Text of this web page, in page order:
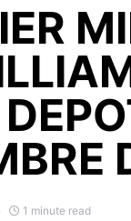
1 minute read